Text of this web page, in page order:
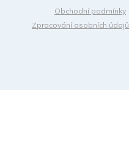
Obchodní podmínky
Zpracování osobních údajů